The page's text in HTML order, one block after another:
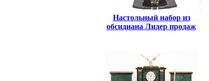
Настольный набор из
обсидиана Лидер продаж